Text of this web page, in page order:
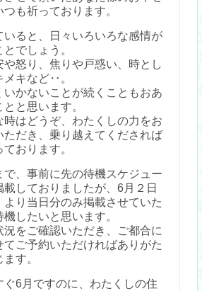
つも祈っております。
いると、日々いろいろな感情が
でしょう。
や怒り、焦りや戸惑い、時とし
メキなど‥。
いかないことが続くこともおあ
とと思います。
時はどうぞ、わたくしの力をお
ただき、乗り越えてくだされば
ております。
で、事前に先の待機スケジュー
載しておりましたが、6月２日
より当日分のみ掲載させていた
機したいと思います。
況をご確認いただき、ご都合に
てご予約いただければありがた
ます。
ぐ6月ですのに、わたくしの住